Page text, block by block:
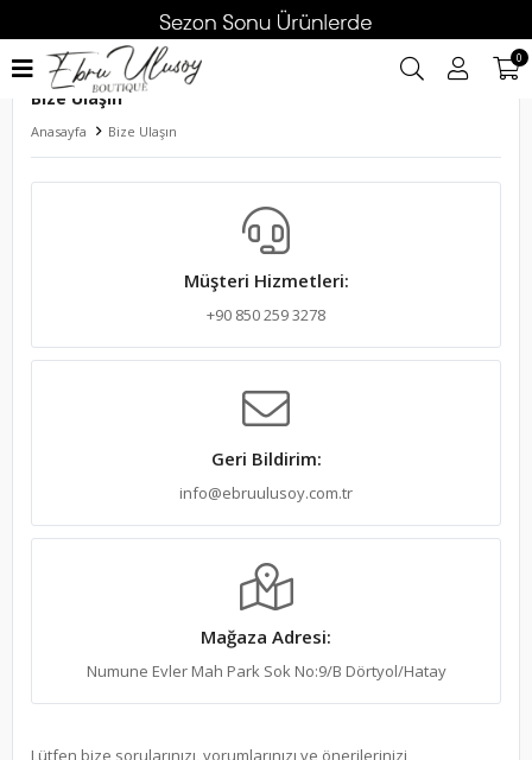
0
Bize Ulaşın
Anasayfa Bize Ulaşın
Müşteri Hizmetleri:
+90 850 259 3278
Geri Bildirim:
info@ebruulusoy.com.tr
Mağaza Adresi:
Numune Evler Mah Park Sok No:9/B Dörtyol/Hatay
Lütfen bize sorularınızı, yorumlarınızı ve önerilerinizi